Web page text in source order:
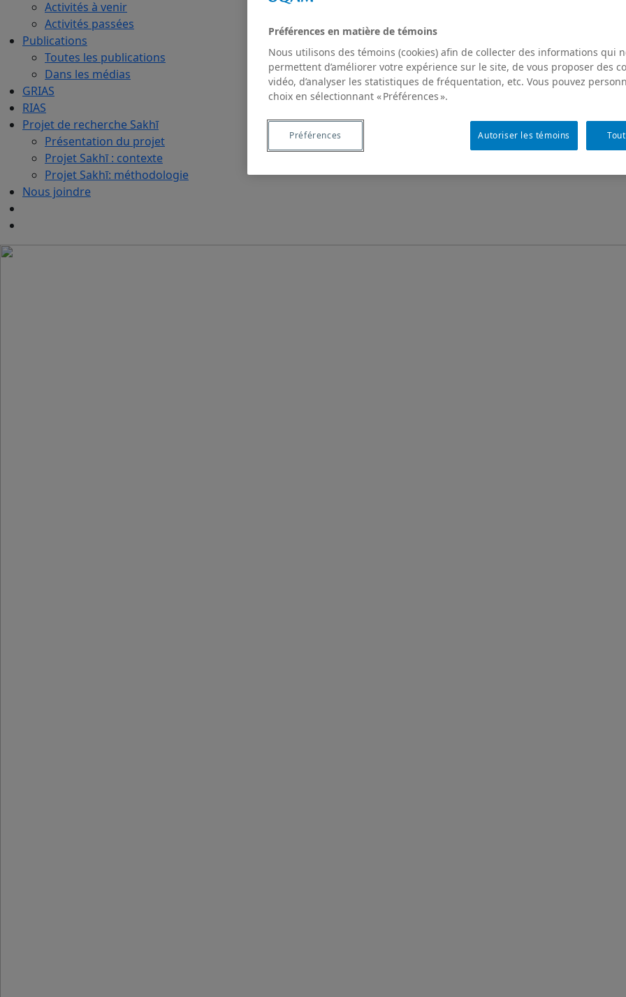
Activités à venir
Activités passées
Publications
Toutes les publications
Dans les médias
GRIAS
RIAS
Projet de recherche Sakhī
Présentation du projet
Projet Sakhī : contexte
Projet Sakhī: méthodologie
Nous joindre
Préférences en matière de témoins
Nous utilisons des témoins (cookies) afin de collecter des informations qui
permettent d’améliorer votre expérience sur le site, de vous proposer des
vidéo, d’analyser les statistiques de fréquentation, etc. Vous pouvez
choix en sélectionnant « Préférences ».
Autoriser les témoins
Préférences